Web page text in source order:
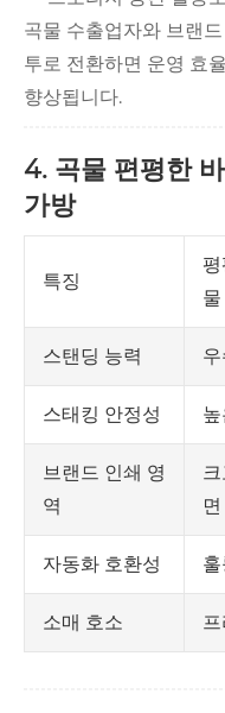
곡물 수출업자와 브랜
투로 전환하면 운영 효
향상됩니다.
4. 곡물 편평한
가방
특징
스탠딩 능력
스태킹 안정성
브랜드 인쇄 영
역
면
자동화 호환성
소매 호소